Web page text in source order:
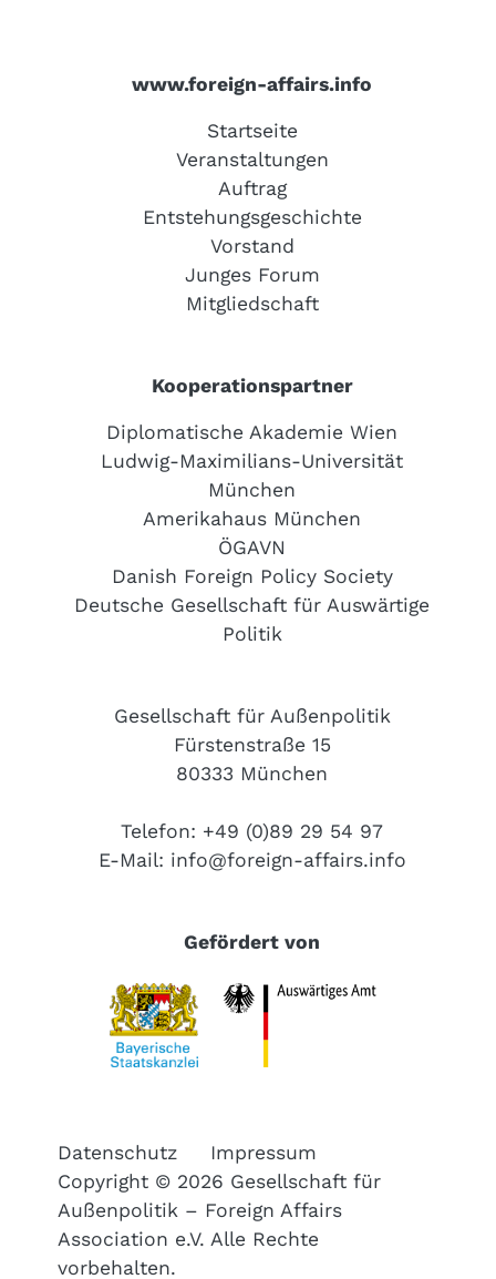
www.foreign-affairs.info
Startseite
Veranstaltungen
Auftrag
Entstehungsgeschichte
Vorstand
Junges Forum
Mitgliedschaft
Kooperationspartner
Diplomatische Akademie Wien
Ludwig-Maximilians-Universität
München
Amerikahaus München
ÖGAVN
Danish Foreign Policy Society
Deutsche Gesellschaft für Auswärtige
Politik
Gesellschaft für Außenpolitik
Fürstenstraße 15
80333 München
Telefon: +49 (0)89 29 54 97
E-Mail: info@foreign-affairs.info
Gefördert von
Datenschutz
Impressum
Copyright © 2026 Gesellschaft für
Außenpolitik – Foreign Affairs
Association e.V. Alle Rechte
vorbehalten.